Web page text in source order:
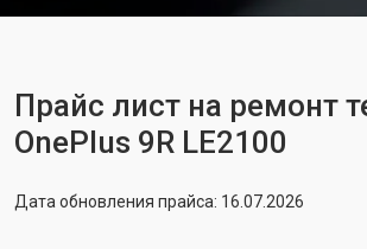
Прайс лист на ремонт
OnePlus 9R LE2100
Дата обновления прайса: 16.07.2026